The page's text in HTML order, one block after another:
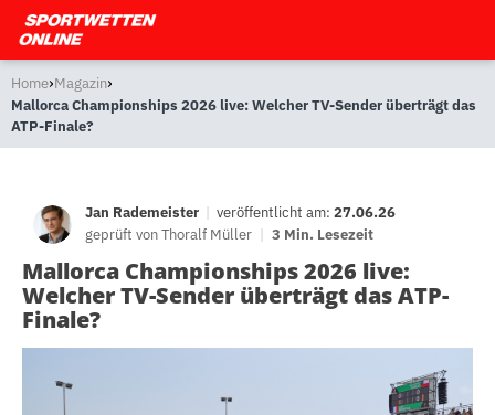
Home›Magazin›
Mallorca Championships 2026 live: Welcher TV-Sender überträgt das
ATP-Finale?
Jan Rademeister | veröffentlicht am: 27.06.26
geprüft vonThoralf Müller | 3 Min. Lesezeit
Mallorca Championships 2026 live:
Welcher TV-Sender überträgt das ATP-
Finale?